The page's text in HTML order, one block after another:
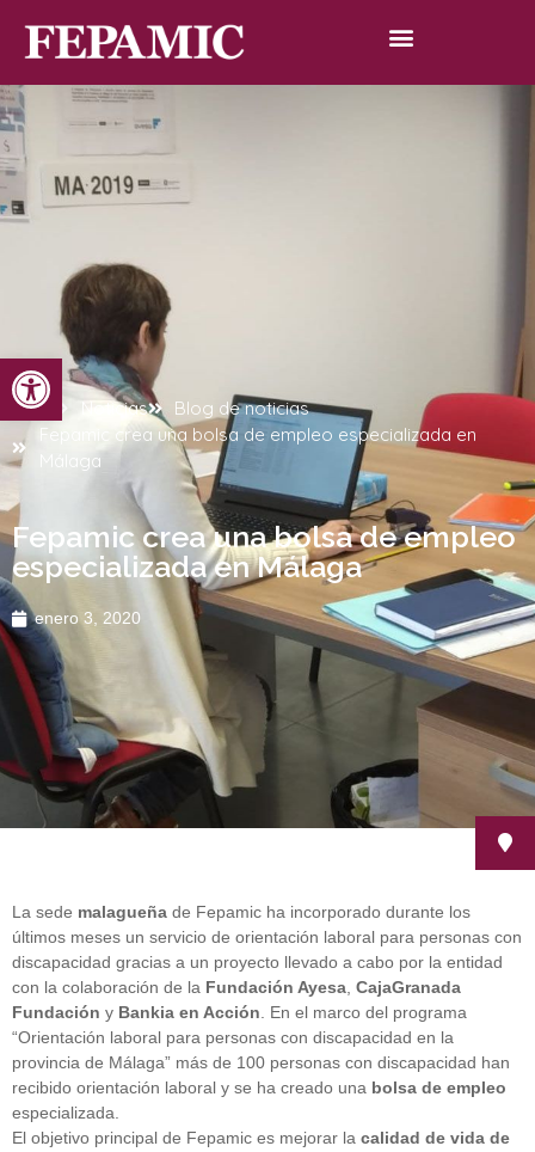
Abrir barra de herramientas
Inicio Noticias
Blog de noticias
Fepamic crea una bolsa de empleo especializada en
Málaga
Fepamic crea una bolsa de empleo
especializada en Málaga
enero 3, 2020
La sede malagueña de Fepamic ha incorporado durante los
últimos meses un servicio de orientación laboral para personas con
discapacidad gracias a un proyecto llevado a cabo por la entidad
con la colaboración de la Fundación Ayesa CajaGranada
Fundación y Bankia en Acción . En el marco del programa
“Orientación laboral para personas con discapacidad en la
provincia de Málaga” más de 100 personas con discapacidad han
recibido orientación laboral y se ha creado una bolsa de empleo
especializada.
El objetivo principal de Fepamic es mejorar la calidad de vida de